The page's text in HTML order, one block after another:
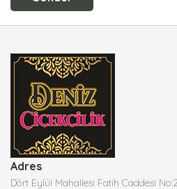
Adres
Dört Eylül Mahallesi Fatih Caddesi